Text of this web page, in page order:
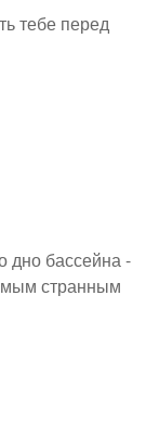
тебе перед
дно бассейна -
странным